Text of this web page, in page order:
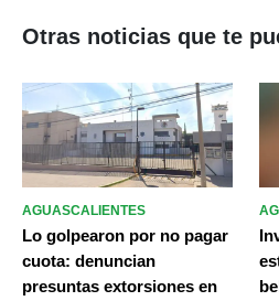
Otras noticias que te
AGUASCALIENTES
Lo golpearon por no pagar
cuota: denuncian
presuntas extorsiones en